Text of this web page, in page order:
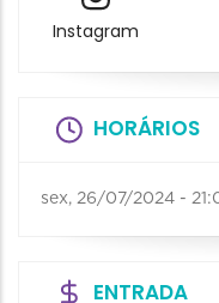
Instagram
HORÁRIOS
sex, 26/07/2024 -
ENTRADA